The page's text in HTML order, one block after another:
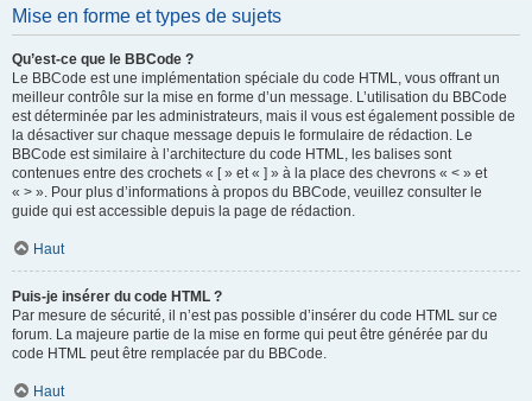
Mise en forme et types de sujets
Qu’est-ce que le BBCode ?
Le BBCode est une implémentation spéciale du code HTML, vous offrant un
meilleur contrôle sur la mise en forme d’un message. L’utilisation du BBCode
est déterminée par les administrateurs, mais il vous est également possible de
la désactiver sur chaque message depuis le formulaire de rédaction. Le
BBCode est similaire à l’architecture du code HTML, les balises sont
contenues entre des crochets « [ » et « ] » à la place des chevrons « < » et
« > ». Pour plus d’informations à propos du BBCode, veuillez consulter le
guide qui est accessible depuis la page de rédaction.
Haut
Puis-je insérer du code HTML ?
Par mesure de sécurité, il n’est pas possible d’insérer du code HTML sur ce
forum. La majeure partie de la mise en forme qui peut être générée par du
code HTML peut être remplacée par du BBCode.
Haut